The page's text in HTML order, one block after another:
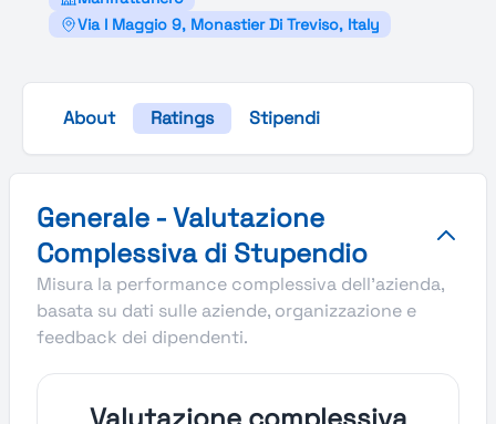
Via I Maggio 9, Monastier Di Treviso, Italy
About Ratings Stipendi
Generale - Valutazione
Complessiva di Stupendio
Misura la performance complessiva dell'azienda,
basata su dati sulle aziende, organizzazione e
feedback dei dipendenti.